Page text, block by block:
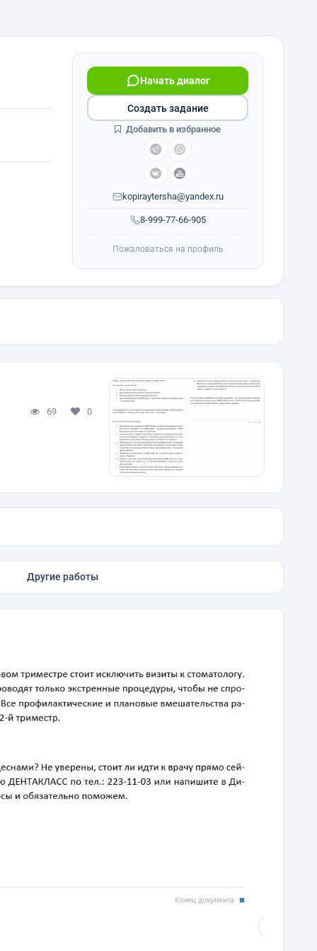
8-999-77-66-905
Начать диалог
kopiraytersha@yandex.ru
Создать задание
Добавить в избранное
Пожаловаться на профиль
69 0
Другие работы